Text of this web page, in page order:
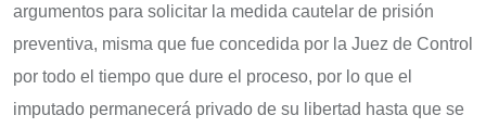
argumentos para solicitar la medida cautelar de prisión
preventiva, misma que fue concedida por la Juez de Control
por todo el tiempo que dure el proceso, por lo que el
imputado permanecerá privado de su libertad hasta que se